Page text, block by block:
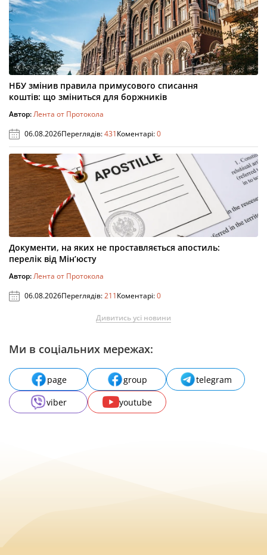
НБУ змінив правила примусового списання
коштів: що зміниться для боржників
Автор:Лента от Протокола
06.08.2026Переглядів:431Коментарі:0
Документи, на яких не проставляється апостиль:
перелік від Мін’юсту
Автор:Лента от Протокола
06.08.2026Переглядів:211Коментарі:0
Дивитись усі новини
Ми в соціальних мережах:
page group
telegram
viber
youtube